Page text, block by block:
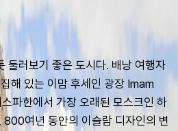
둘러보기 좋은 도시다. 배낭 여행자
해 있는 이맘 후세인 광장 Imam
파한에서 가장 오래된 모스크인 하
여년 동안의 이슬람 디자인의 변